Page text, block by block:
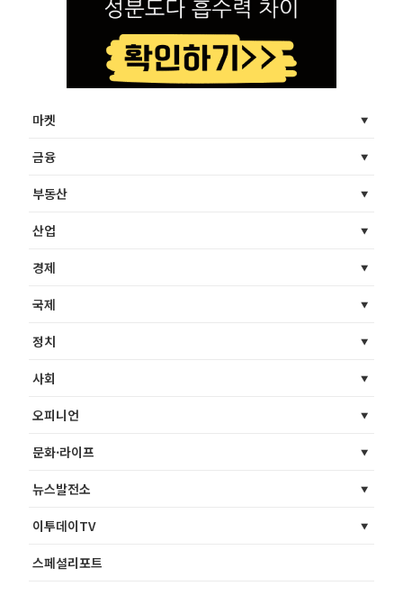
마켓
금융
부동산
산업
경제
국제
정치
사회
오피니언
문화·라이프
뉴스발전소
이투데이TV
스페셜리포트